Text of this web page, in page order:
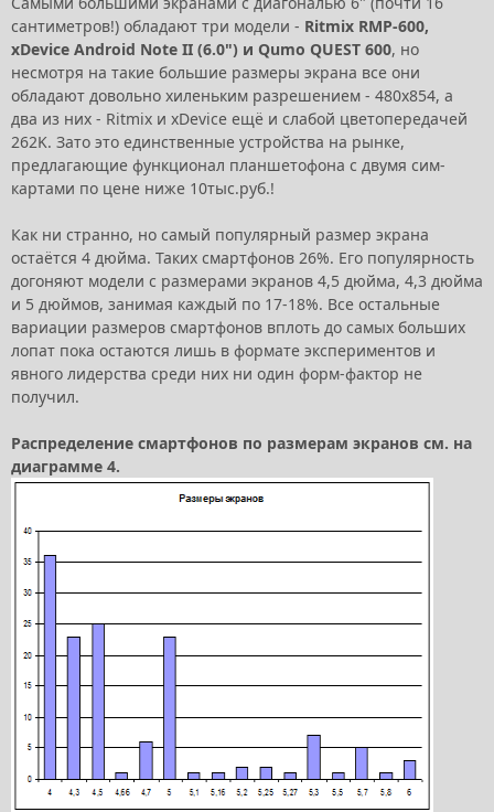
сантиметров!) обладают три модели - Ritmix RMP-600,
xDevice Android Note II (6.0") и Qumo QUEST 600, но
несмотря на такие большие размеры экрана все они
обладают довольно хиленьким разрешением - 480x854, а
два из них - Ritmix и xDevice ещё и слабой цветопередачей
262K. Зато это единственные устройства на рынке,
предлагающие функционал планшетофона с двумя сим-
картами по цене ниже 10тыс.руб.!
Как ни странно, но самый популярный размер экрана
остаётся 4 дюйма. Таких смартфонов 26%. Его популярность
догоняют модели с размерами экранов 4,5 дюйма, 4,3 дюйма
и 5 дюймов, занимая каждый по 17-18%. Все остальные
вариации размеров смартфонов вплоть до самых больших
лопат пока остаются лишь в формате экспериментов и
явного лидерства среди них ни один форм-фактор не
получил.
Распределение смартфонов по размерам экранов см. на
диаграмме 4.